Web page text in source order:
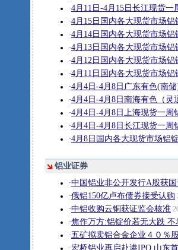
·4月11日-4月15日长江现货一
·4月15日国内各大现货市场铝
·4月14日国内各大现货市场铝
·4月13日国内各大现货市场铝
·4月12日国内各大现货市场铝
·4月11日国内各大现货市场铝
·4月4日-4月8日广东有色(南
·4月4日-4月8日南海有色（灵
·4月4日-4月8日上海现货一周
·4月4日-4月8日长江现货一周
·4月8日国内各大现货市场铝
铝业证券
·中国铝业非公开发行A股获
·俄铝150亿卢布债券接受认购
·中铝收购云铜获证监会核准
·焦作万方:铝锭价若无大跌 不
·五矿拟卖铝合金企业４０％
·宏桥铝业再启赴港IPO 山东